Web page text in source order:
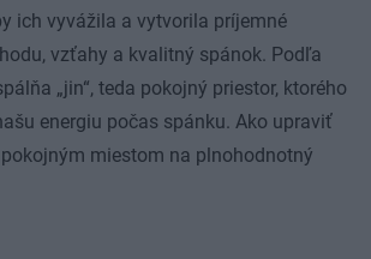
ich vyvážila a vytvorila príjemné
vzťahy a kvalitný spánok. Podľa
„jin“, teda pokojný priestor, ktorého
energiu počas spánku. Ako upraviť
miestom na plnohodnotný